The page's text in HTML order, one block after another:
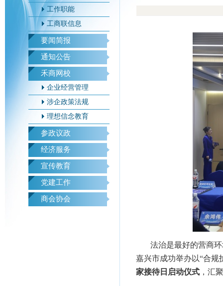
工作职能
工商联信息
要闻简报
通知公告
禾商网校
企业经营管理
涉企政策法规
理想信念教育
参政议政
经济服务
宣传教育
党建工作
商会协会
法治是最好的营商
嘉兴市成功举办以“合规
家接待日启动仪式 ，汇